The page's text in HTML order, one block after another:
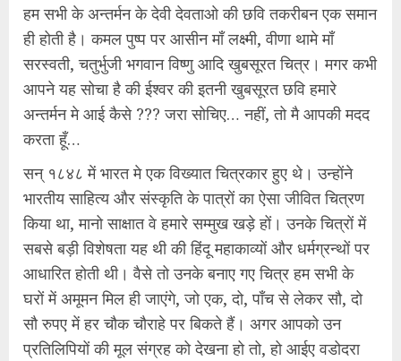
हम सभी के अन्तर्मन के देवी देवताओ की छवि तकरीबन एक समान
ही होती है। कमल पुष्प पर आसीन माँ लक्ष्मी, वीणा थामे माँ
सरस्वती, चतुर्भुजी भगवान विष्णु आदि खुबसूरत चित्र। मगर कभी
आपने यह सोचा है की ईश्वर की इतनी खुबसूरत छवि हमारे
अन्तर्मन मे आई कैसे ??? जरा सोचिए… नहीं, तो मै आपकी मदद
करता हूँ…
सन् १८४८ में भारत मे एक विख्यात चित्रकार हुए थे। उन्होंने
भारतीय साहित्य और संस्कृति के पात्रों का ऐसा जीवित चित्रण
किया था, मानो साक्षात वे हमारे सम्मुख खड़े हों। उनके चित्रों में
सबसे बड़ी विशेषता यह थी की हिंदू महाकाव्यों और धर्मग्रन्थों पर
आधारित होती थी। वैसे तो उनके बनाए गए चित्र हम सभी के
घरों में अमूमन मिल ही जाएंगे, जो एक, दो, पाँच से लेकर सौ, दो
सौ रुपए में हर चौक चौराहे पर बिकते हैं। अगर आपको उन
प्रतिलिपियों की मूल संग्रह को देखना हो तो, हो आईए वडोदरा